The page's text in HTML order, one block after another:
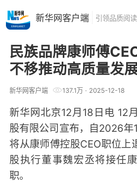
民族品牌康师傅
不移推动高质量发
新华网客户端 137.1万· 2025-12-18
新华网北京12月18日电 12
股有限公司宣布，自2026年
将从康师傅控股CEO职位上
股执行董事魏宏丞将接任
职。
新华网客户端 引领品质阅读